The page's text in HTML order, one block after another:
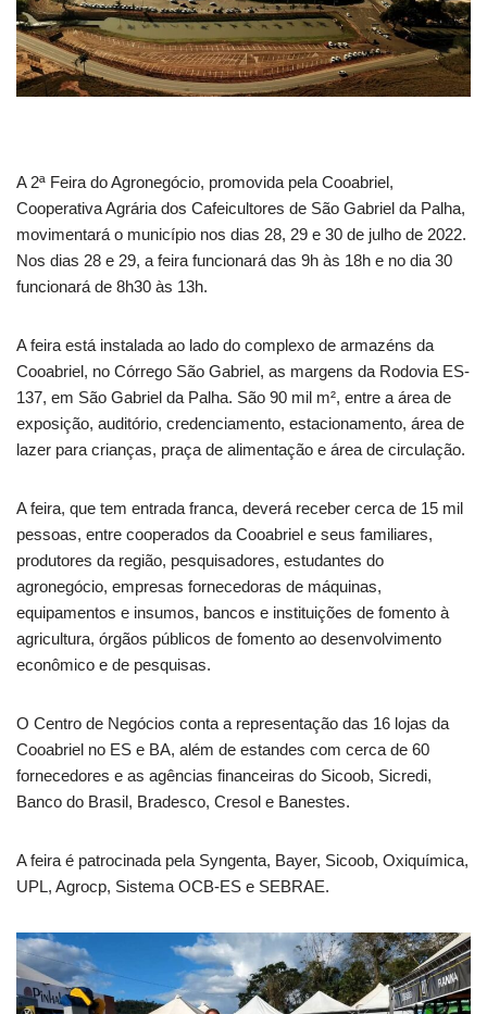
A 2ª Feira do Agronegócio, promovida pela Cooabriel,
Cooperativa Agrária dos Cafeicultores de São Gabriel da Palha,
movimentará o município nos dias 28, 29 e 30 de julho de 2022.
Nos dias 28 e 29, a feira funcionará das 9h às 18h e no dia 30
funcionará de 8h30 às 13h.
A feira está instalada ao lado do complexo de armazéns da
Cooabriel, no Córrego São Gabriel, as margens da Rodovia ES-
137, em São Gabriel da Palha. São 90 mil m², entre a área de
exposição, auditório, credenciamento, estacionamento, área de
lazer para crianças, praça de alimentação e área de circulação.
A feira, que tem entrada franca, deverá receber cerca de 15 mil
pessoas, entre cooperados da Cooabriel e seus familiares,
produtores da região, pesquisadores, estudantes do
agronegócio, empresas fornecedoras de máquinas,
equipamentos e insumos, bancos e instituições de fomento à
agricultura, órgãos públicos de fomento ao desenvolvimento
econômico e de pesquisas.
O Centro de Negócios conta a representação das 16 lojas da
Cooabriel no ES e BA, além de estandes com cerca de 60
fornecedores e as agências financeiras do Sicoob, Sicredi,
Banco do Brasil, Bradesco, Cresol e Banestes.
A feira é patrocinada pela Syngenta, Bayer, Sicoob, Oxiquímica,
UPL, Agrocp, Sistema OCB-ES e SEBRAE.